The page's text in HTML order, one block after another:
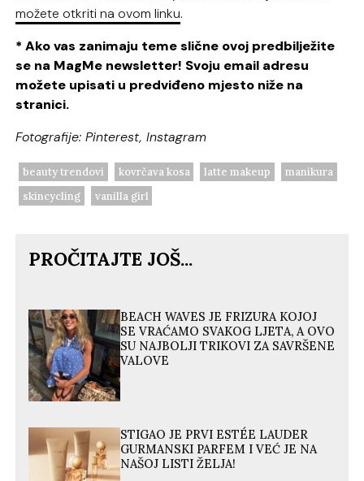
možete otkriti na ovom linku.
* Ako vas zanimaju teme slične ovoj predbilježite
se na MagMe newsletter! Svoju email adresu
možete upisati u predviđeno mjesto niže na
stranici.
Fotografije: Pinterest, Instagram
beauty trendovi kovrčava kosa latte makeup
manikura
skincycling
vanilla girl
PROČITAJTE JOŠ...
BEACH WAVES JE FRIZURA KOJOJ
SE VRAĆAMO SVAKOG LJETA, A OVO
SU NAJBOLJI TRIKOVI ZA SAVRŠENE
VALOVE
STIGAO JE PRVI ESTÉE LAUDER
GURMANSKI PARFEM I VEĆ JE NA
NAŠOJ LISTI ŽELJA!